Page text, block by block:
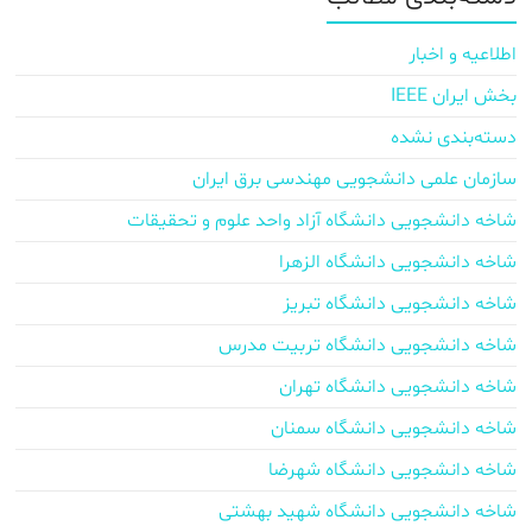
اطلاعیه و اخبار
بخش ایران IEEE
دسته‌بندی نشده
سازمان علمی دانشجویی مهندسی برق ایران
شاخه دانشجویی دانشگاه آزاد واحد علوم و تحقیقات
شاخه دانشجویی دانشگاه الزهرا
شاخه دانشجویی دانشگاه تبریز
شاخه دانشجویی دانشگاه تربیت مدرس
شاخه دانشجویی دانشگاه تهران
شاخه دانشجویی دانشگاه سمنان
شاخه دانشجویی دانشگاه شهرضا
شاخه دانشجویی دانشگاه شهید بهشتی